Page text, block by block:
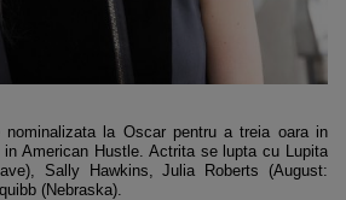
nominalizata la Oscar pentru a treia oara in
American Hustle. Actrita se lupta cu Lupita
Sally Hawkins, Julia Roberts (August:
(Nebraska).